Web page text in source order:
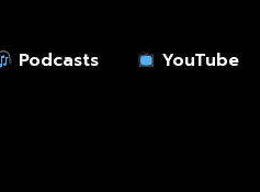
Podcasts YouTube